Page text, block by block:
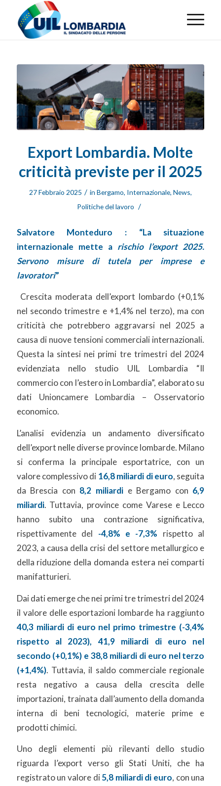
Export Lombardia. Molte
criticità previste per il 2025
27 Febbraio 2025 / in Bergamo, Internazionale, News,
Politiche del lavoro /
Salvatore Monteduro : “La situazione
internazionale mette a rischio l’export 2025.
Servono misure di tutela per imprese e
lavoratori”
Crescita moderata dell’export lombardo (+0,1%
nel secondo trimestre e +1,4% nel terzo), ma con
criticità che potrebbero aggravarsi nel 2025 a
causa di nuove tensioni commerciali internazionali.
Questa la sintesi nei primi tre trimestri del 2024
evidenziata nello studio UIL Lombardia “Il
commercio con l’estero in Lombardia”, elaborato su
dati Unioncamere Lombardia – Osservatorio
economico.
L’analisi evidenzia un andamento diversificato
dell’export nelle diverse province lombarde. Milano
si conferma la principale esportatrice, con un
valore complessivo di 16,8 miliardi di euro, seguita
da Brescia con 8,2 miliardi e Bergamo con 6,9
miliardi. Tuttavia, province come Varese e Lecco
hanno subito una contrazione significativa,
rispettivamente del -4,8% e -7,3% rispetto al
2023, a causa della crisi del settore metallurgico e
della riduzione della domanda estera nei comparti
manifatturieri.
Dai dati emerge che nei primi tre trimestri del 2024
il valore delle esportazioni lombarde ha raggiunto
40,3 miliardi di euro nel primo trimestre (-3,4%
rispetto al 2023), 41,9 miliardi di euro nel
secondo (+0,1%) e 38,8 miliardi di euro nel terzo
(+1,4%). Tuttavia, il saldo commerciale regionale
resta negativo a causa della crescita delle
importazioni, trainata dall’aumento della domanda
interna di beni tecnologici, materie prime e
prodotti chimici.
Uno degli elementi più rilevanti dello studio
riguarda l’export verso gli Stati Uniti, che ha
registrato un valore di5,8 miliardi di euro, con una